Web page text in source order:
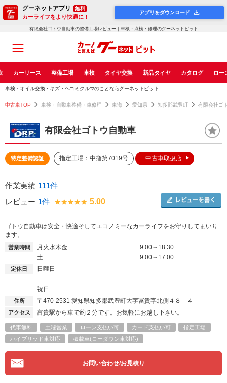
グーネットアプリ 無料
カーライフをより快適に！
アプリをダウンロード
有限会社ゴトウ自動車の整備工場レビュー｜車検・点検・修理のグーネットピット
カーリース 整備工場 車検 タイヤ交換 新品タイヤ カタログ ロー
車検・オイル交換・キズ・ヘコミクルマのことならグーネットピット
中古車TOP 車検・自動車整備・車修理 東海 愛知県 知多郡武豊町 有限会社ゴ
有限会社ゴトウ自動車
特定整備認証 指定工場：中指第7019号 中古車取扱店
作業実績 111件
レビュー 1件 5.00
ゴトウ自動車は安全・快適そしてエコノミーなカーライフをお守りしてまいり
ます。
営業時間 月火水木金
9:00～18:30
土
9:00～17:00
定休日 日曜日
祝日
住所 〒470-2531 愛知県知多郡武豊町大字冨貴字北側４８－４
アクセス 富貴駅から車で約２分です。お気軽にお越し下さい。
代車無料 土曜営業 ローン支払い可 カード支払い可
指定工場
ハイブリッド車対応
積載車(ローダウン車対応)
お問い合わせ/お見積り